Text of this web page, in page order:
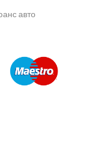
авто